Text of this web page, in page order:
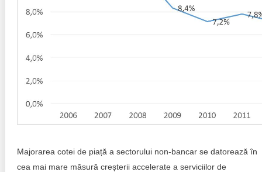
Majorarea cotei de piață a sectorului non-bancar se datorează în
cea mai mare măsură creșterii accelerate a serviciilor de